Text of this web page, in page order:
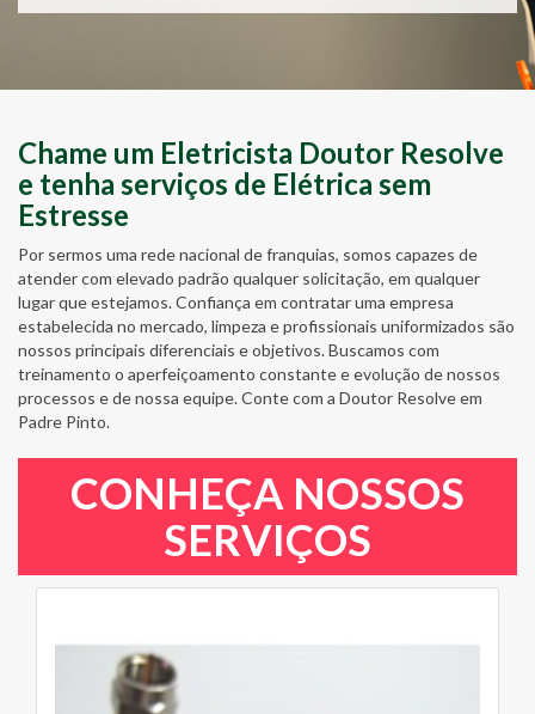
Chame um Eletricista Doutor Resolve
e tenha serviços de Elétrica sem
Estresse
Por sermos uma rede nacional de franquias, somos capazes de
atender com elevado padrão qualquer solicitação, em qualquer
lugar que estejamos. Confiança em contratar uma empresa
estabelecida no mercado, limpeza e profissionais uniformizados são
nossos principais diferenciais e objetivos. Buscamos com
treinamento o aperfeiçoamento constante e evolução de nossos
processos e de nossa equipe. Conte com a Doutor Resolve em
Padre Pinto.
CONHEÇA NOSSOS
SERVIÇOS